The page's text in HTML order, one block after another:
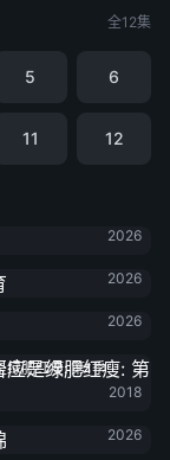
全12集
5 6
11 12
2026
2026
2026
绿肥红瘦: 第1季
2018
2026